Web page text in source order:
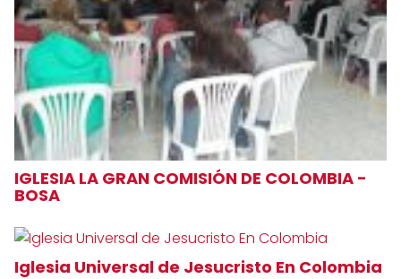
IGLESIA LA GRAN COMISIÓN DE COLOMBIA -
BOSA
Iglesia Universal de Jesucristo En Colombia